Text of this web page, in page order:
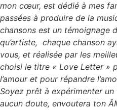
mon cœur, est dédié à mes
passées à produire de la
chansons est un témoignage
qu’artiste, chaque chanson
vous, et réalisée par les
choisi le titre « Love Letter »
l’amour et pour répandre
Soyez prêt à expérimenter
aucun doute, envoutera ton